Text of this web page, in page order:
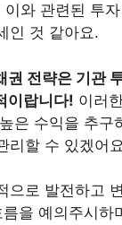
이와 관련된 투
인 것 같아요.
권 전략은 기관
이랍니다! 이러
은 수익을 추구
리할 수 있겠어
으로 발전하고
을 예의주시하